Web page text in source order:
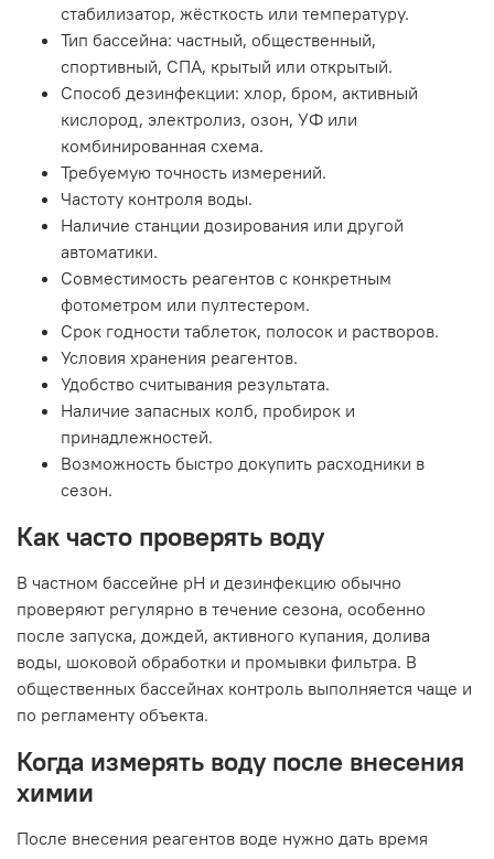
стабилизатор, жёсткость или температуру.
Тип бассейна: частный, общественный,
спортивный, СПА, крытый или открытый.
Способ дезинфекции: хлор, бром, активный
кислород, электролиз, озон, УФ или
комбинированная схема.
Требуемую точность измерений.
Частоту контроля воды.
Наличие станции дозирования или другой
автоматики.
Совместимость реагентов с конкретным
фотометром или пултестером.
Срок годности таблеток, полосок и растворов.
Условия хранения реагентов.
Удобство считывания результата.
Наличие запасных колб, пробирок и
принадлежностей.
Возможность быстро докупить расходники в
сезон.
Как часто проверять воду
В частном бассейне pH и дезинфекцию обычно
проверяют регулярно в течение сезона, особенно
после запуска, дождей, активного купания, долива
воды, шоковой обработки и промывки фильтра. В
общественных бассейнах контроль выполняется чаще и
по регламенту объекта.
Когда измерять воду после внесения
химии
После внесения реагентов воде нужно дать время